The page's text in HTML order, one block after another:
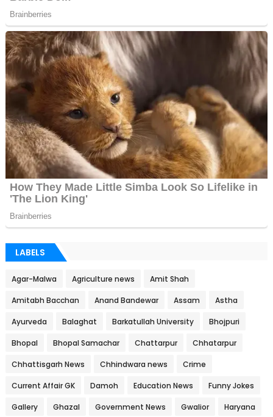
LABELS
Agar-Malwa Agriculture news Amit Shah
Amitabh Bacchan Anand Bandewar Assam Astha
Ayurveda Balaghat Barkatullah University Bhojpuri
Bhopal Bhopal Samachar Chattarpur Chhatarpur
Chhattisgarh News Chhindwara news Crime
Current Affair GK Damoh Education News Funny Jokes
Gallery Ghazal Government News Gwalior Haryana